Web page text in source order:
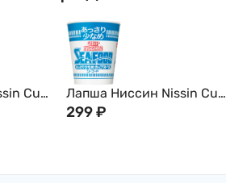
Cup
57г,
Лапша Ниссин Nissin Cup
Noodle с Гребешком,
299₽